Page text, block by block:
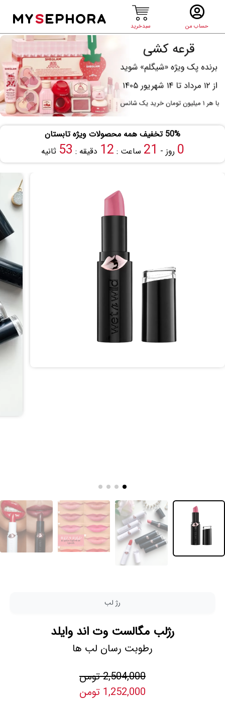
حساب من سبدخرید
MYSEPHORA
50% تخفیف همه محصولات ویژه تابستان
0 روز - 21 ساعت : 12 دقیقه : 53 ثانیه
رژ لب
رژلب مگالست وت اند وایلد
رطوبت رسان لب ها
2,504,000 تومن
1,252,000 تومن